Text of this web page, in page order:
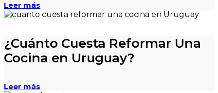
Leer más
¿Cuánto Cuesta Reformar Una
Cocina en Uruguay?
Leer más